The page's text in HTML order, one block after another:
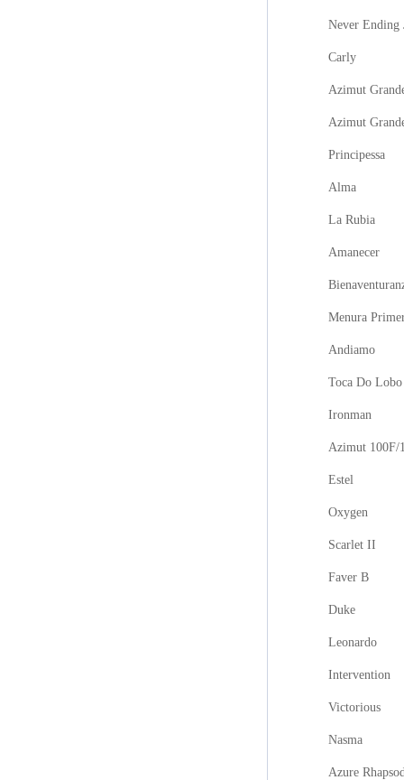
Never Ending
Carly
Azimut
Azimut
Principessa
Alma
La Rubia
Amanecer
Menura
Andiamo
Toca Do Lobo
Ironman
Azimut 100F/
Estel
Oxygen
Scarlet II
Faver B
Duke
Leonardo
Intervention
Victorious
Nasma
Azure